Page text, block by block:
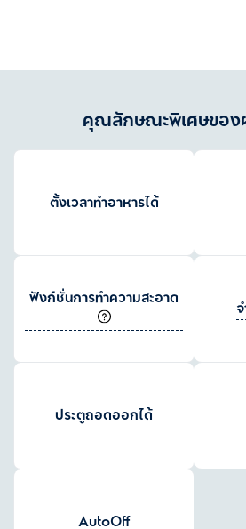
คุณลักษณะพิเศษขอ
ตั้งเวลาทำอาหารได้
ฟังก์ชั่นการทำความสะอาด
ประตูถอดออกได้
AutoOff